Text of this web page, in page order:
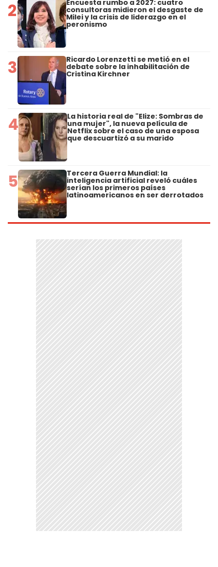
2 Encuesta rumbo a 2027: cuatro
consultoras midieron el desgaste de
Milei y la crisis de liderazgo en el
peronismo
3 Ricardo Lorenzetti se metió en el
debate sobre la inhabilitación de
Cristina Kirchner
4 La historia real de "Elize: Sombras de
una mujer", la nueva película de
Netflix sobre el caso de una esposa
que descuartizó a su marido
5 Tercera Guerra Mundial: la
inteligencia artificial reveló cuáles
serían los primeros países
latinoamericanos en ser derrotados